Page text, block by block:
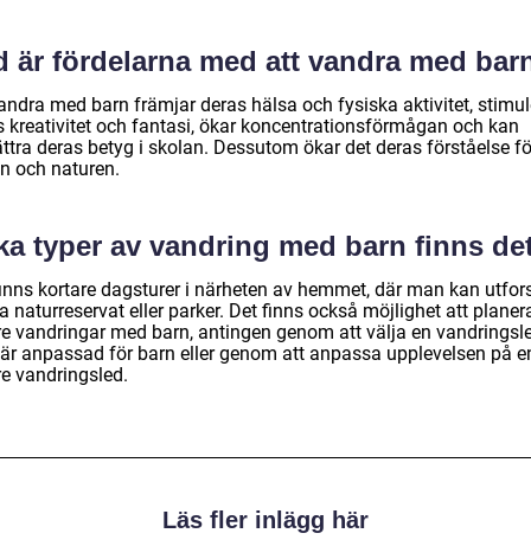
är fördelarna med att vandra med
med barn främjar deras hälsa och fysiska aktivitet,
kreativitet och fantasi, ökar koncentrationsförmågan och kan
deras betyg i skolan. Dessutom ökar det deras förståelse
och naturen.
typer av vandring med barn finns
kortare dagsturer i närheten av hemmet, där man kan
naturreservat eller parker. Det finns också möjlighet att
vandringar med barn, antingen genom att välja en
anpassad för barn eller genom att anpassa upplevelsen på
vandringsled.
Läs fler inlägg här